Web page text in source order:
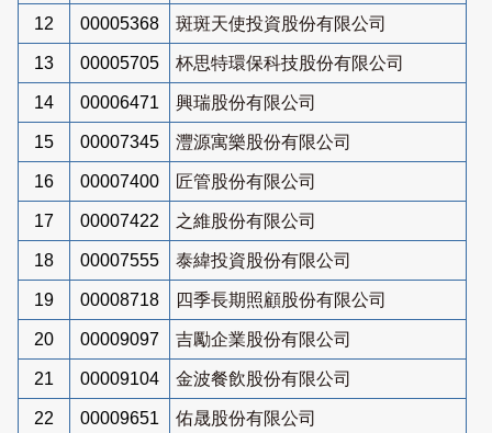
12 00005368 斑斑天使投資股份有限公司
13 00005705 杯思特環保科技股份有限公司
14 00006471 興瑞股份有限公司
15 00007345 灃源寓樂股份有限公司
16 00007400 匠管股份有限公司
17 00007422 之維股份有限公司
18 00007555 泰緯投資股份有限公司
19 00008718 四季長期照顧股份有限公司
20 00009097 吉勵企業股份有限公司
21 00009104 金波餐飲股份有限公司
22 00009651 佑晟股份有限公司